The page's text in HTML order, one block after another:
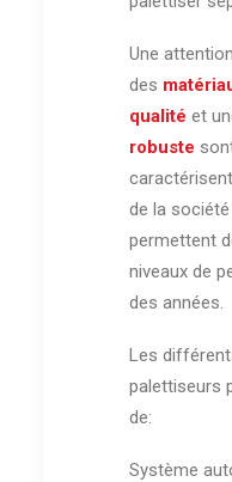
Une
des
qualité et
robuste
de la société
permettent
niveaux de
des années.
Les
palettiseurs
de:
Système